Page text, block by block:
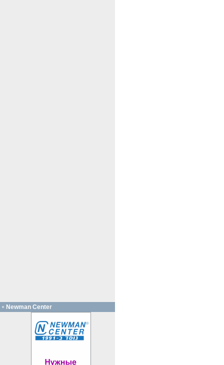
Newman Center